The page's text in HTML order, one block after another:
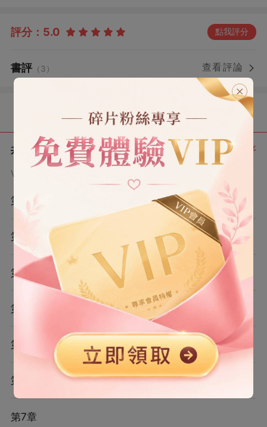
給他安排的搭子，人家才不樂意要程語呢！」 我的眼前劃
的求和短信，失眠到凌晨五點！】 【這次語寶只晚跟他求
和了一天，他就陰陽怪氣上了，雖然他是甜劇男主，但我
想看他追妻火葬場。】 【語寶語寶，你這時候用小奶音跟
他求和，再抱抱他，肯定立刻把他釣成翹嘴了！】 【語寶
千萬不要靠近薛哲啊！他是反派大變態！年級第一能是什
麼正常人？】 周祁臉上云淡風輕，我笑笑： 「有機會讓年
級第一教我，是我的榮幸。」
評分： 5.0 點我評分
書評 （3） 查看評論
目錄
共 12 章 正序
VIP章節可通過金幣購買提前點讀
第1章
第2章
第3章
第4章
第5章
第6章
第7章